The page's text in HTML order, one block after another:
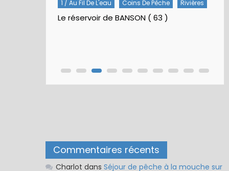
5 / Fiches Montage Artificielles
Commentaires récents
Charlot dans Séjour de pêche à la mouche sur